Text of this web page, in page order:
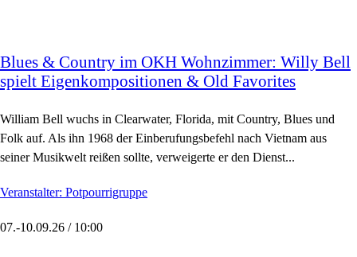
Blues & Country im OKH Wohnzimmer: Willy Bell
spielt Eigenkompositionen & Old Favorites
William Bell wuchs in Clearwater, Florida, mit Country, Blues und
Folk auf. Als ihn 1968 der Einberufungsbefehl nach Vietnam aus
seiner Musikwelt reißen sollte, verweigerte er den Dienst...
Veranstalter: Potpourrigruppe
07.-10.09.26 / 10:00